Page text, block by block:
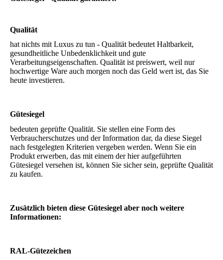
Qualität
hat nichts mit Luxus zu tun - Qualität bedeutet Haltbarkeit,
gesundheitliche Unbedenklichkeit und gute
Verarbeitungseigenschaften. Qualität ist preiswert, weil nur
hochwertige Ware auch morgen noch das Geld wert ist, das Sie
heute investieren.
Gütesiegel
bedeuten geprüfte Qualität. Sie stellen eine Form des
Verbraucherschutzes und der Information dar, da diese Siegel
nach festgelegten Kriterien vergeben werden. Wenn Sie ein
Produkt erwerben, das mit einem der hier aufgeführten
Gütesiegel versehen ist, können Sie sicher sein, geprüfte Qualität
zu kaufen.
Zusätzlich bieten diese Gütesiegel aber noch weitere
Informationen:
RAL-Gütezeichen